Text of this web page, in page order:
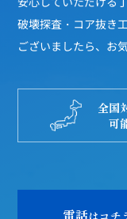
破壊探査・コア抜き
ございましたら、お
全国
可